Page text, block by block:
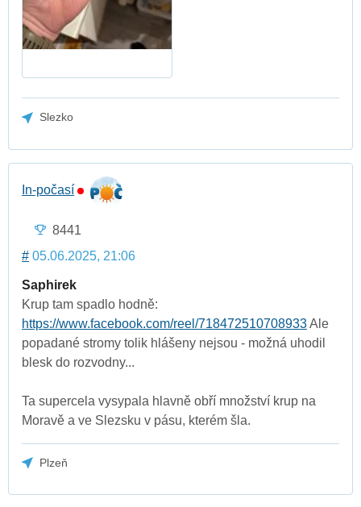
Slezko
In-počasí
8441
# 05.06.2025, 21:06
Saphirek
Krup tam spadlo hodně:
https://www.facebook.com/reel/718472510708933Ale
popadané stromy tolik hlášeny nejsou - možná uhodil
blesk do rozvodny...
Ta supercela vysypala hlavně obří množství krup na
Moravě a ve Slezsku v pásu, kterém šla.
Plzeň